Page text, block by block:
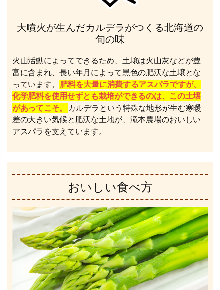
大噴火が生んだカルデラがつくる北海道の
旬の味
火山活動によってできるため、土壌は火山灰などが豊
富に含まれ、長い年月によって黒色の肥沃な土壌とな
っています。
肥料を大量に消費するアスパラですが、
化学肥料を使用せずとも栽培ができるのは、この土壌
があってこそ。
カルデラという特殊な地形が生む寒暖
差の大きい気候と肥沃な土地が、滝本農場のおいしい
アスパラを支えています。
おいしい食べ方